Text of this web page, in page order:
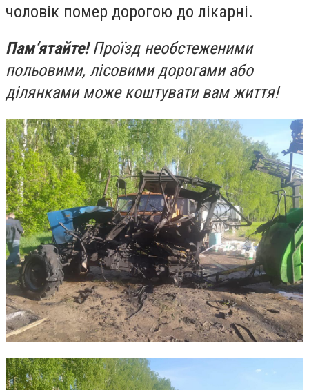
чоловік помер дорогою до лікарні.
Пам‘ятайте!Проїзд необстеженими
польовими, лісовими дорогами або
ділянками може коштувати вам життя!